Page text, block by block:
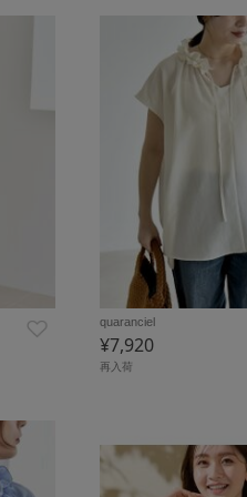
quaranciel
¥7,920
再入荷